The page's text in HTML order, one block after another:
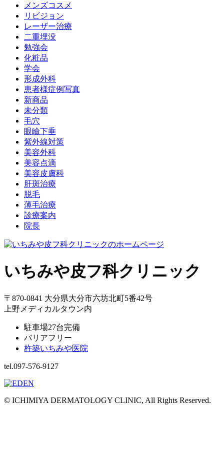
メンズコスメ
リビジョン
レーザー治療
二重埋没
勉強会
化粧品
学会
形成外科
患者様症例写真
新商品
未分類
毛穴
眼瞼下垂
紫外線対策
美容外科
美容点滴
美容皮膚科
肝斑治療
脱毛
薄毛治療
診療案内
院長
いちみや皮フ科クリニック
〒870-0841 大分県大分市六坊北町5番42号
上野メディカルタウン内
駐車場27台完備
バリアフリー
杵築いちみや医院
tel.097-576-9127
© ICHIMIYA DERMATOLOGY CLINIC, All Rights Reserved.